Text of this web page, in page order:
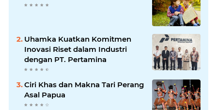
Uhamka Kuatkan Komitmen
Inovasi Riset dalam Industri
dengan PT. Pertamina
Ciri Khas dan Makna Tari Perang
Asal Papua